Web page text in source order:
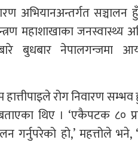
अभियानअन्तर्गत
महाशाखाका जनस्वास्थ्य
बुधबार नेपालगन्जमा
रोग निवारण सम्भव
थिए । ‘एकैपटक ८०
हो,’ महत्तोले